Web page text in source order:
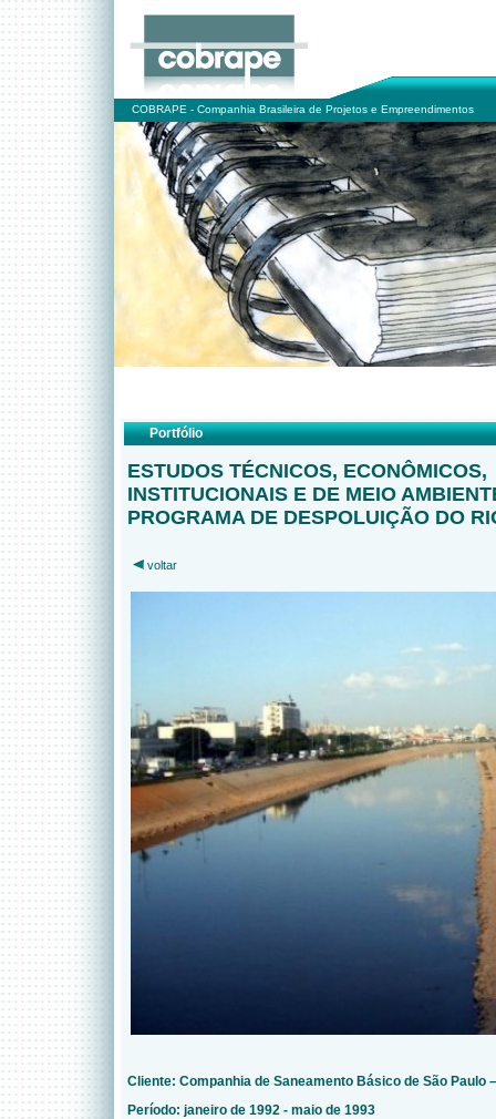
COBRAPE - Companhia Brasileira de Projetos e Empreendimentos
Portfólio
ESTUDOS TÉCNICOS, ECONÔMICOS,
INSTITUCIONAIS E DE MEIO
PROGRAMA DE DESPOLUIÇÃO DO
voltar
Cliente: Companhia de Saneamento Básico de São Paulo
Período: janeiro de 1992 - maio de 1993